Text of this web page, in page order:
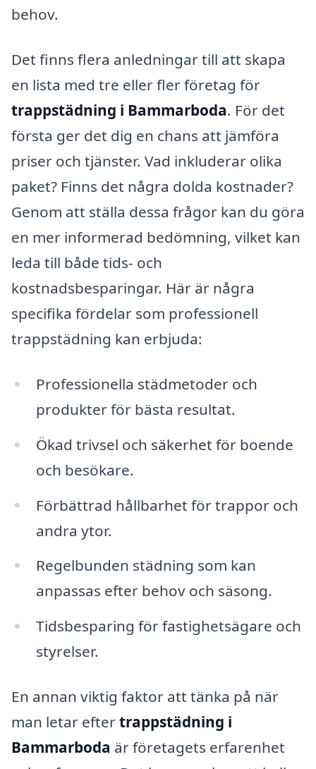
behov.
Det finns flera anledningar till att skapa
en lista med tre eller fler företag för
trappstädning i Bammarboda. För det
första ger det dig en chans att jämföra
priser och tjänster. Vad inkluderar olika
paket? Finns det några dolda kostnader?
Genom att ställa dessa frågor kan du göra
en mer informerad bedömning, vilket kan
leda till både tids- och
kostnadsbesparingar. Här är några
specifika fördelar som professionell
trappstädning kan erbjuda:
Professionella städmetoder och
produkter för bästa resultat.
Ökad trivsel och säkerhet för boende
och besökare.
Förbättrad hållbarhet för trappor och
andra ytor.
Regelbunden städning som kan
anpassas efter behov och säsong.
Tidsbesparing för fastighetsägare och
styrelser.
En annan viktig faktor att tänka på när
man letar eftertrappstädning i
Bammarboda är företagets erfarenhet